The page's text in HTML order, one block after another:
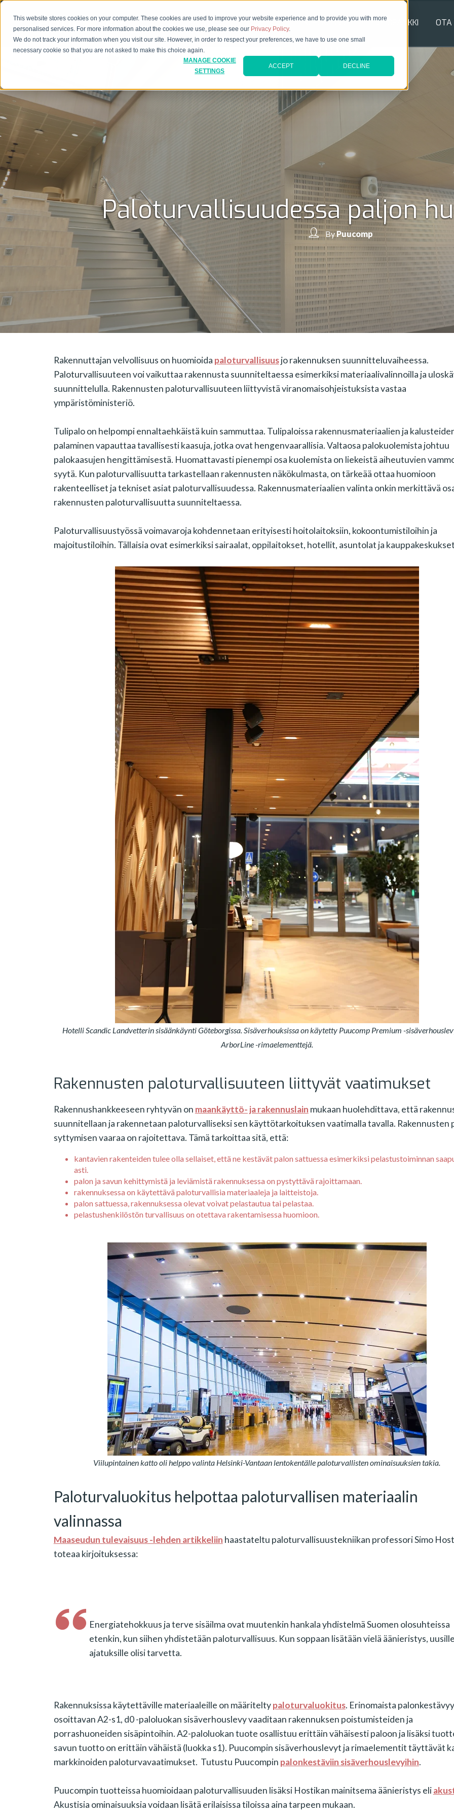
This website stores cookies on your computer. These cookies are used to improve your website experience and to provide you with more
personalised services. For more information about the cookies we use, please see our Privacy Policy.
We do not track your information when you visit our site. However, in order to respect your preferences, we have to use one small
necessary cookie so that you are not asked to make this choice again.
MANAGE COOKIE
SETTINGS
ACCEPT DECLINE
PALVELUT TUOTTEET REFERENSSIT TIETOPANKKI
Paloturvallisuudessa paljon
ByPuucomp
Rakennuttajan velvollisuus on huomioida paloturvallisuusjo rakennuksen suunnitteluvaiheessa.
Paloturvallisuuteen voi vaikuttaa rakennusta suunniteltaessa esimerkiksi materiaalivalinnoilla ja
suunnittelulla. Rakennusten paloturvallisuuteen liittyvistä viranomaisohjeistuksista vastaa
ympäristöministeriö.
Tulipalo on helpompi ennaltaehkäistä kuin sammuttaa. Tulipaloissa rakennusmateriaalien ja
palaminen vapauttaa tavallisesti kaasuja, jotka ovat hengenvaarallisia. Valtaosa palokuolemista johtuu
palokaasujen hengittämisestä. Huomattavasti pienempi osa kuolemista on liekeistä aiheutuvien
syytä. Kun paloturvallisuutta tarkastellaan rakennusten näkökulmasta, on tärkeää ottaa huomioon
rakenteelliset ja tekniset asiat paloturvallisuudessa. Rakennusmateriaalien valinta onkin merkittävä
rakennusten paloturvallisuutta suunniteltaessa.
Paloturvallisuustyössä voimavaroja kohdennetaan erityisesti hoitolaitoksiin, kokoontumistiloihin ja
majoitustiloihin. Tällaisia ovat esimerkiksi sairaalat, oppilaitokset, hotellit, asuntolat ja
Hotelli Scandic Landvetterin sisäänkäynti Göteborgissa. Sisäverhouksissa on käytetty Puucomp Premium -
ArborLine -rimaelementtejä.
Rakennusten paloturvallisuuteen liittyvät vaatimukset
Rakennushankkeeseen ryhtyvän on maankäyttö- ja rakennuslain mukaan huolehdittava, että
suunnitellaan ja rakennetaan paloturvalliseksi sen käyttötarkoituksen vaatimalla tavalla. Rakennusten
syttymisen vaaraa on rajoitettava. Tämä tarkoittaa sitä, että:
kantavien rakenteiden tulee olla sellaiset, että ne kestävät palon sattuessa esimerkiksi pelastustoiminnan
asti.
palon ja savun kehittymistä ja leviämistä rakennuksessa on pystyttävä rajoittamaan.
rakennuksessa on käytettävä paloturvallisia materiaaleja ja laitteistoja.
palon sattuessa, rakennuksessa olevat voivat pelastautua tai pelastaa.
pelastushenkilöstön turvallisuus on otettava rakentamisessa huomioon.
Viilupintainen katto oli helppo valinta Helsinki-Vantaan lentokentälle paloturvallisten ominaisuuksien takia.
Paloturvaluokitus helpottaa paloturvallisen materiaalin
valinnassa
Maaseudun tulevaisuus -lehden artikkeliin haastateltu paloturvallisuustekniikan professori Simo
toteaa kirjoituksessa:
Energiatehokkuus ja terve sisäilma ovat muutenkin hankala yhdistelmä Suomen olosuhteissa
etenkin, kun siihen yhdistetään paloturvallisuus. Kun soppaan lisätään vielä äänieristys, uusille
ajatuksille olisi tarvetta.
Rakennuksissa käytettäville materiaaleille on määriteltypaloturvaluokitus. Erinomaista
osoittavan A2-s1, d0 -paloluokan sisäverhouslevy vaaditaan rakennuksen poistumisteiden ja
porrashuoneiden sisäpintoihin. A2-paloluokan tuote osallistuu erittäin vähäisesti paloon ja lisäksi
savun tuotto on erittäin vähäistä (luokka s1). Puucompin sisäverhouslevyt ja rimaelementit täyttävät
markkinoiden paloturvavaatimukset. Tutustu Puucompin palonkestäviin sisäverhouslevyihin.
Puucompin tuotteissa huomioidaan paloturvallisuuden lisäksi Hostikan mainitsema äänieristys eli
Akustisia ominaisuuksia voidaan lisätä erilaisissa tiloissa aina tarpeen mukaan.